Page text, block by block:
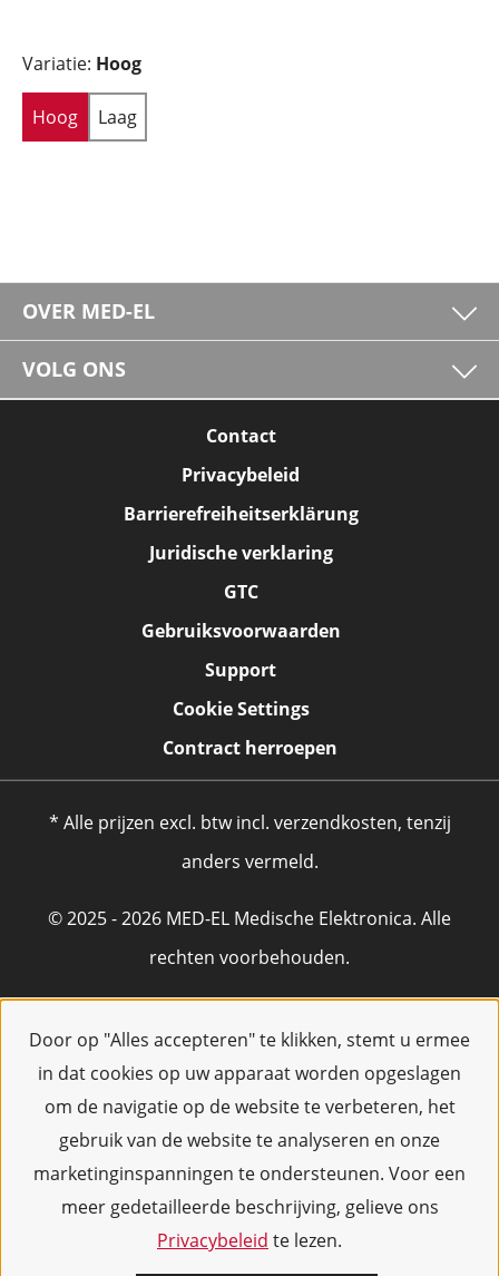
Door op "Alles accepteren" te klikken, stemt u ermee
in dat cookies op uw apparaat worden opgeslagen
om de navigatie op de website te verbeteren, het
gebruik van de website te analyseren en onze
marketinginspanningen te ondersteunen. Voor een
meer gedetailleerde beschrijving, gelieve ons
Privacybeleid te lezen.
Variatie: Hoog
Hoog Laag
OVER MED-EL
VOLG ONS
Contact
Privacybeleid
Barrierefreiheitserklärung
Juridische verklaring
GTC
Gebruiksvoorwaarden
Support
Cookie Settings
Contract herroepen
* Alle prijzen excl. btw incl. verzendkosten, tenzij
anders vermeld.
© 2025 - 2026 MED-EL Medische Elektronica. Alle
rechten voorbehouden.